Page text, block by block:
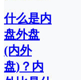
什么是内
盘外盘
(内外
盘)？内